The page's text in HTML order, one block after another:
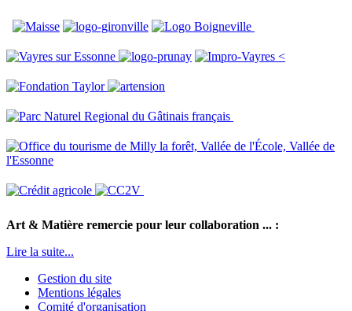
<
Art & Matière remercie pour leur collaboration ... :
Lire la suite...
Gestion du site
Mentions légales
Comité d'organisation